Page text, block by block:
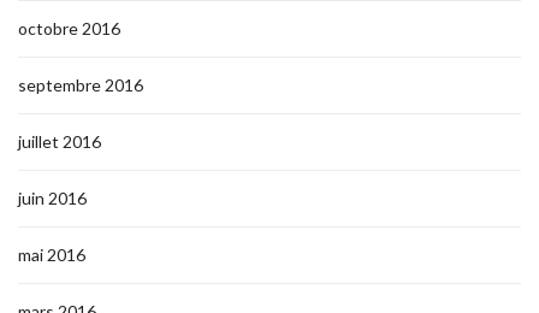
octobre 2016
septembre 2016
juillet 2016
juin 2016
mai 2016